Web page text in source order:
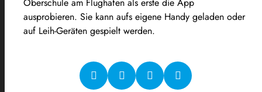
ausprobieren. Sie kann aufs eigene Handy geladen oder
auf Leih-Geräten gespielt werden.